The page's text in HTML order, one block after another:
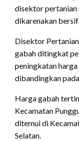
disektor pertanian
dikarenakan
Disektor
gabah ditingkat
peningkatan
dibandingkan
Harga gabah
Kecamatan
ditemui di
Selatan.